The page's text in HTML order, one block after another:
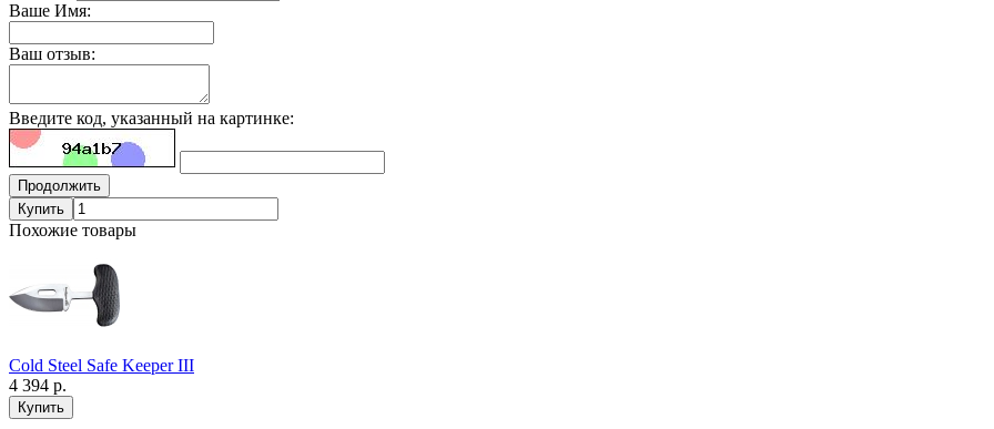
Ваше Имя:
Ваш отзыв:
Введите код, указанный на картинке:
Продолжить
Купить
Похожие товары
Cold Steel Safe Keeper III
4 394 р.